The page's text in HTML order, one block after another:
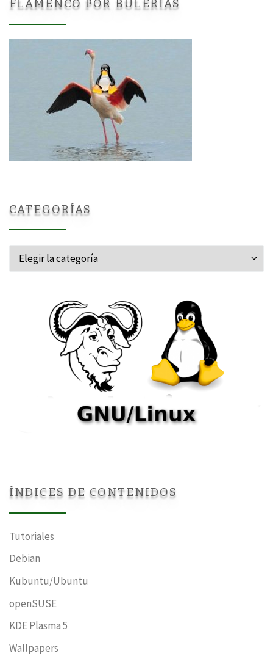
FLAMENCO POR BULERÍAS
CATEGORÍAS
Categorías
ÍNDICES DE CONTENIDOS
Tutoriales
Debian
Kubuntu/Ubuntu
openSUSE
KDE Plasma 5
Wallpapers